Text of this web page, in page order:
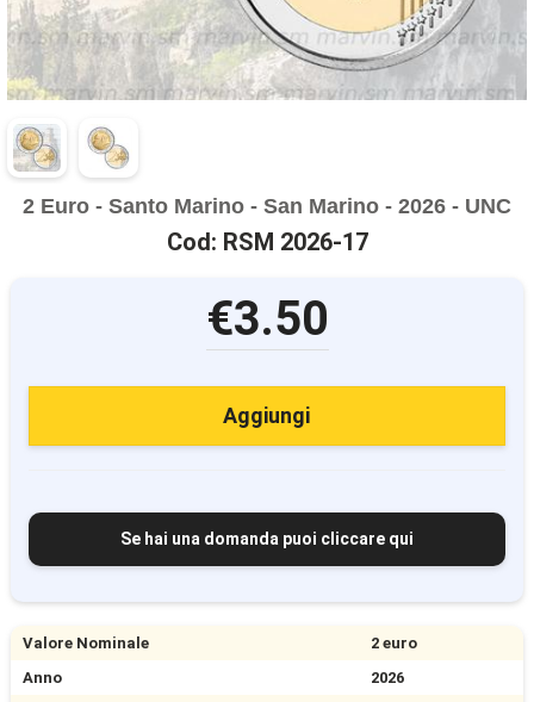
2 Euro - Santo Marino - San Marino - 2026 - UNC
Cod: RSM 2026-17
€3.50
Aggiungi
Se hai una domanda puoi cliccare qui
Valore Nominale
2 euro
Anno
2026